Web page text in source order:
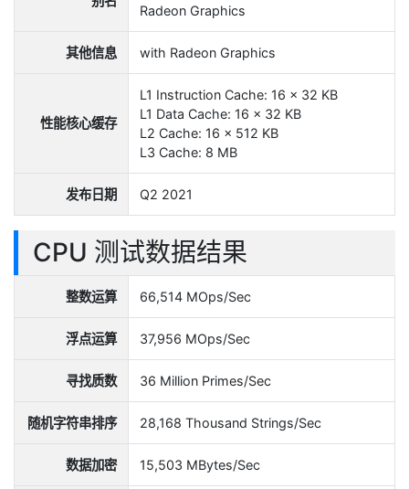
Radeon Graphics
其他信息 with Radeon Graphics
性能核心缓存
L1 Instruction Cache: 16 x 32 KB
L1 Data Cache: 16 x 32 KB
L2 Cache: 16 x 512 KB
L3 Cache: 8 MB
发布日期 Q2 2021
CPU 测试数据结果
整数运算 66,514 MOps/Sec
浮点运算 37,956 MOps/Sec
寻找质数 36 Million Primes/Sec
随机字符串排序 28,168 Thousand Strings/Sec
数据加密 15,503 MBytes/Sec